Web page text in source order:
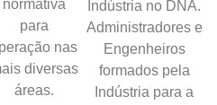
normativa
para
nas
diversas
áreas.
Indústria no DNA.
Administradores e
Engenheiros
formados pela
Indústria para a